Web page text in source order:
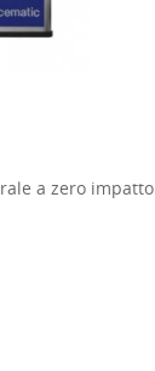
a zero impatto